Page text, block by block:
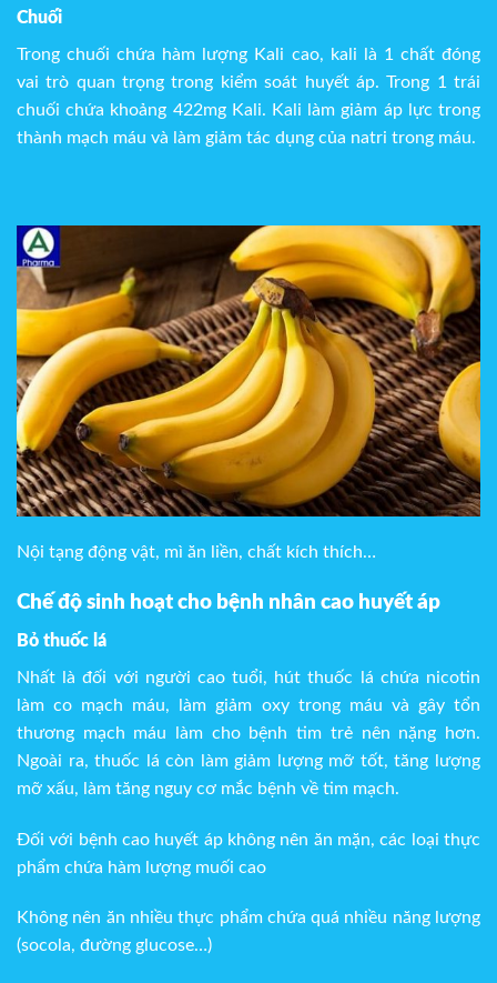
Chuối
Trong chuối chứa hàm lượng Kali cao, kali là 1 chất đóng
vai trò quan trọng trong kiểm soát huyết áp. Trong 1 trái
chuối chứa khoảng 422mg Kali. Kali làm giảm áp lực trong
thành mạch máu và làm giảm tác dụng của natri trong máu.
Nội tạng động vật, mì ăn liền, chất kích thích…
Chế độ sinh hoạt cho bệnh nhân cao huyết áp
Bỏ thuốc lá
Nhất là đối với người cao tuổi, hút thuốc lá chứa nicotin
làm co mạch máu, làm giảm oxy trong máu và gây tổn
thương mạch máu làm cho bệnh tim trẻ nên nặng hơn.
Ngoài ra, thuốc lá còn làm giảm lượng mỡ tốt, tăng lượng
mỡ xấu, làm tăng nguy cơ mắc bệnh về tim mạch.
Đối với bệnh cao huyết áp không nên ăn mặn, các loại thực
phẩm chứa hàm lượng muối cao
Không nên ăn nhiều thực phẩm chứa quá nhiều năng lượng
(socola, đường glucose…)